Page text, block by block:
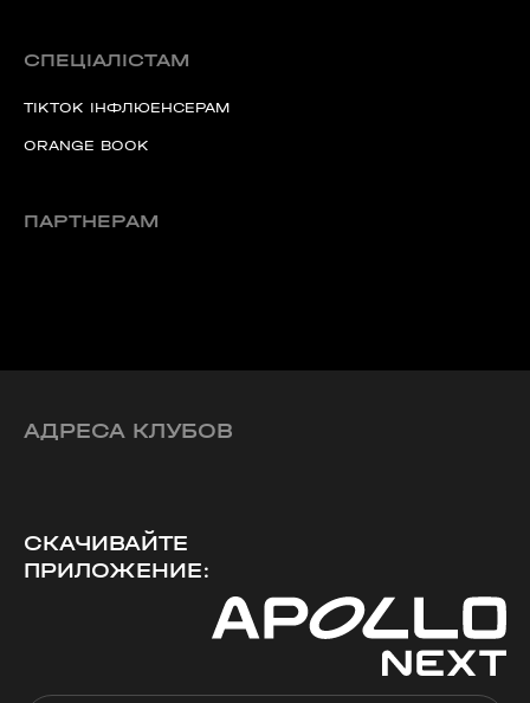
СПЕЦІАЛІСТАМ
TIKTOK ІНФЛЮЕНСЕРАМ
ORANGE BOOK
ПАРТНЕРАМ
АДРЕСА КЛУБОВ
СКАЧИВАЙТЕ
ПРИЛОЖЕНИЕ: